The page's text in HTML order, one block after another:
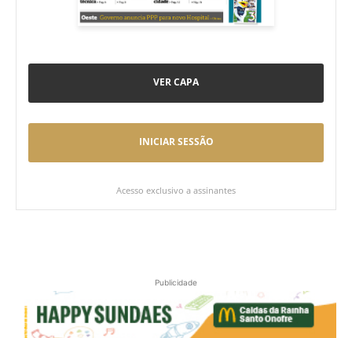
VER CAPA
INICIAR SESSÃO
Acesso exclusivo a assinantes
Publicidade